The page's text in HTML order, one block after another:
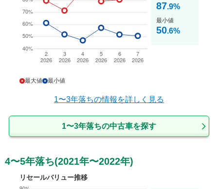
最大値 最小値
87.9%
最小値
50.6%
1〜3年落ちの情報を詳しく見る
1〜3年落ちの中古車を探す
4〜5年落ち(2021年〜2022年)
リセールバリュー推移